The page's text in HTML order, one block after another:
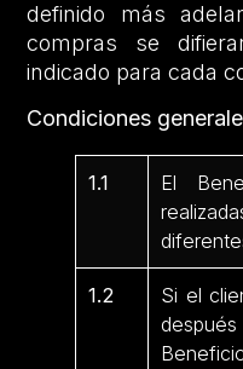
definido más
compras se
indicado para cada
Condiciones
1.1
El
1.2
Si el